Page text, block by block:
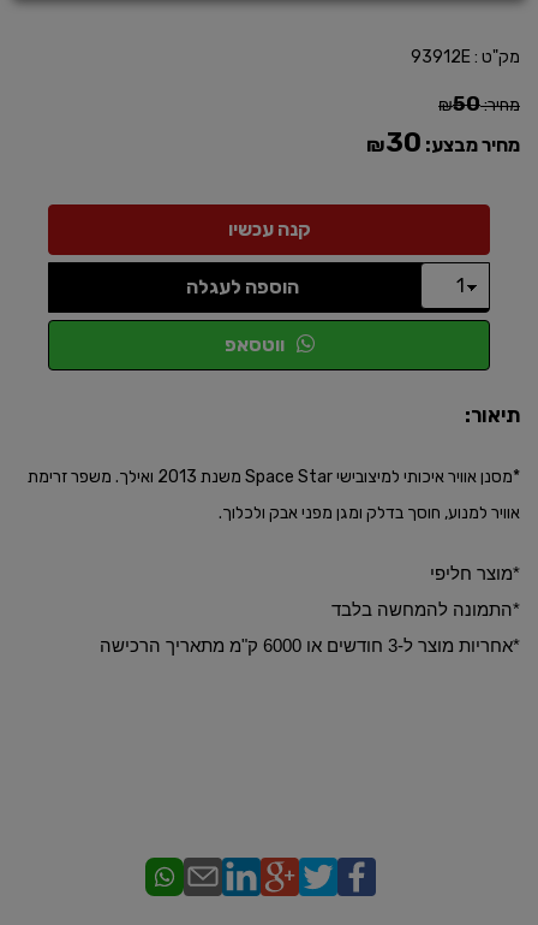
מק"ט :93912E
מחיר: ₪50
מחיר מבצע: ₪30
הוספה לעגלה
ווטסאפ
תיאור:
*מסנן אוויר איכותי למיצובישי Space Star משנת 2013 ואילך. משפר זרימת
אוויר למנוע, חוסך בדלק ומגן מפני אבק ולכלוך.
*מוצר חליפי
*התמונה להמחשה בלבד
​*אחריות מוצר ל-3 חודשים או 6000 ק"מ מתאריך הרכישה